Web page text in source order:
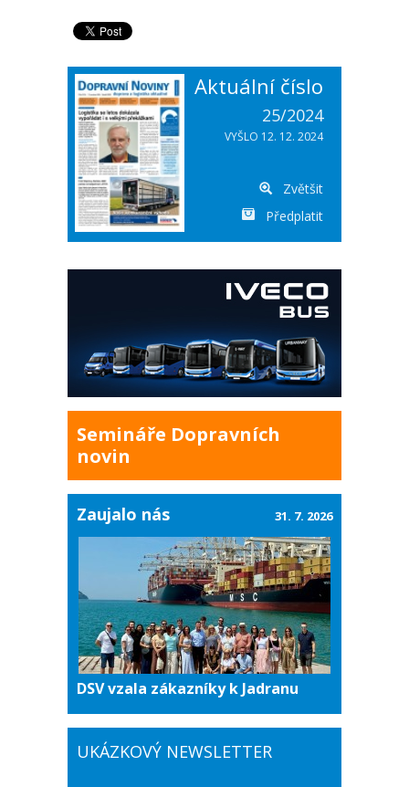
Aktuální číslo
25/2024
VYŠLO 12. 12. 2024
Zvětšit
Předplatit
Semináře Dopravních
novin
Zaujalo nás
DSV vzala zákazníky k Jadranu
31. 7. 2026
UKÁZKOVÝ NEWSLETTER